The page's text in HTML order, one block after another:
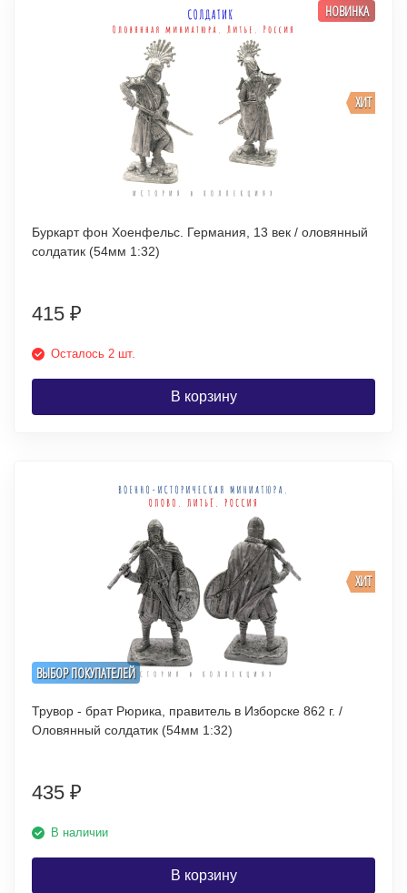
ХИТ
НОВИНКА
Буркарт фон Хоенфельс. Германия, 13 век / оловянный
солдатик (54мм 1:32)
415 ₽
Осталось 2 шт.
В корзину
ВЫБОР ПОКУПАТЕЛЕЙ
ХИТ
Трувор - брат Рюрика, правитель в Изборске 862 г. /
Оловянный солдатик (54мм 1:32)
435 ₽
В наличии
В корзину